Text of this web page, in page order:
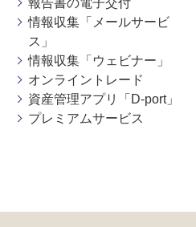
報告書の電子交付
情報収集「メールサービ
ス」
情報収集「ウェビナー」
オンライントレード
資産管理アプリ「D-port」
プレミアムサービス